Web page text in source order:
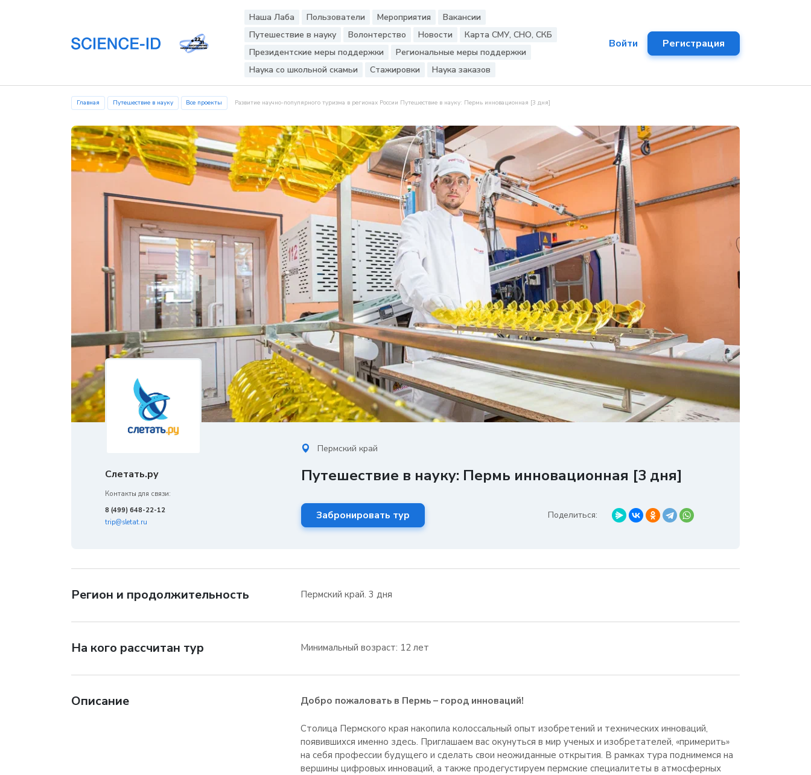
Наша Лаба Пользователи Мероприятия
Вакансии
Путешествие в науку
Волонтерство Новости
Карта СМУ, СНО, СКБ
Президентские меры поддержки
Региональные меры поддержки
Наука со школьной скамьи
Стажировки Наука заказов
Войти Регистрация
Главная Путешествие в науку Все проекты Развитие научно-популярного туризма в регионах России Путешествие в науку: Пермь инновационная [3 дня]
Слетать.ру
Контакты для связи:
8 (499) 648-22-12
trip@sletat.ru
Пермский край
Путешествие в науку: Пермь инновационная [3 дня]
Забронировать тур Поделиться:
Регион и продолжительность Пермский край. 3 дня
На кого рассчитан тур Минимальный возраст: 12 лет
Описание Добро пожаловать в Пермь – город инноваций!
Столица Пермского края накопила колоссальный опыт изобретений и технических инноваций,
появившихся именно здесь. Приглашаем вас окунуться в мир ученых и изобретателей, «примерить»
на себя профессии будущего и сделать свои неожиданные открытия. В рамках тура поднимемся на
вершины цифровых инноваций, а также продегустируем пермские специалитеты в атмосферных